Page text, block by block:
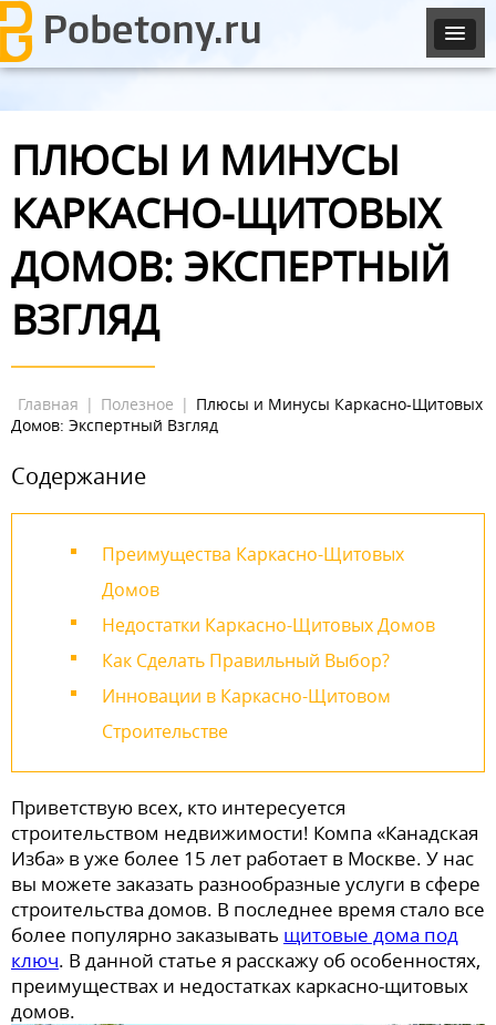
ПЛЮСЫ И МИНУСЫ
КАРКАСНО-ЩИТОВЫХ
ДОМОВ: ЭКСПЕРТНЫЙ
ВЗГЛЯД
Главная | Полезное | Плюсы и Минусы Каркасно-Щитовых
Домов: Экспертный Взгляд
Содержание
Преимущества Каркасно-Щитовых
Домов
Недостатки Каркасно-Щитовых Домов
Как Сделать Правильный Выбор?
Инновации в Каркасно-Щитовом
Строительстве
Приветствую всех, кто интересуется
строительством недвижимости! Компа «Канадская
Изба» в уже более 15 лет работает в Москве. У нас
вы можете заказать разнообразные услуги в сфере
строительства домов. В последнее время стало все
более популярно заказывать щитовые дома под
ключ. В данной статье я расскажу об особенностях,
преимуществах и недостатках каркасно-щитовых
домов.